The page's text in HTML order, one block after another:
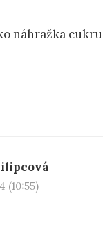
náhražka cukru
(10:55)